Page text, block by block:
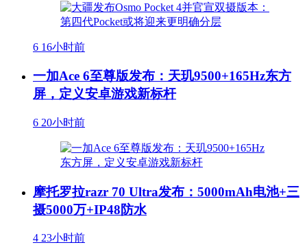
6 16小时前
一加Ace 6至尊版发布：天玑9500+165Hz东方
屏，定义安卓游戏新标杆
6 20小时前
摩托罗拉razr 70 Ultra发布：5000mAh电池+三
摄5000万+IP48防水
4 23小时前